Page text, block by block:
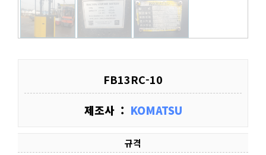
FB13RC-10
제조사 : KOMATSU
규격